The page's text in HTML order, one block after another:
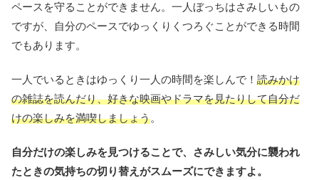
ペースを守ることができません。一人ぼっちはさみしいもの
ですが、自分のペースでゆっくりくつろぐことができる時間
でもあります。
一人でいるときはゆっくり一人の時間を楽しんで！ 読みかけ
の雑誌を読んだり、好きな映画やドラマを見たりして自分だ
けの楽しみを満喫しましょう。
自分だけの楽しみを見つけることで、さみしい気分に襲われ
たときの気持ちの切り替えがスムーズにできますよ。